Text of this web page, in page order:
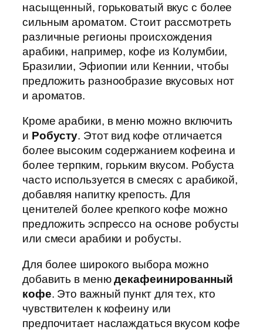
насыщенный, горьковатый вкус с более
сильным ароматом. Стоит рассмотреть
различные регионы происхождения
арабики, например, кофе из Колумбии,
Бразилии, Эфиопии или Кеннии, чтобы
предложить разнообразие вкусовых нот
и ароматов.
Кроме арабики, в меню можно включить
и Робусту. Этот вид кофе отличается
более высоким содержанием кофеина и
более терпким, горьким вкусом. Робуста
часто используется в смесях с арабикой,
добавляя напитку крепость. Для
ценителей более крепкого кофе можно
предложить эспрессо на основе робусты
или смеси арабики и робусты.
Для более широкого выбора можно
добавить в менюдекафеинированный
кофе. Это важный пункт для тех, кто
чувствителен к кофеину или
предпочитает наслаждаться вкусом кофе